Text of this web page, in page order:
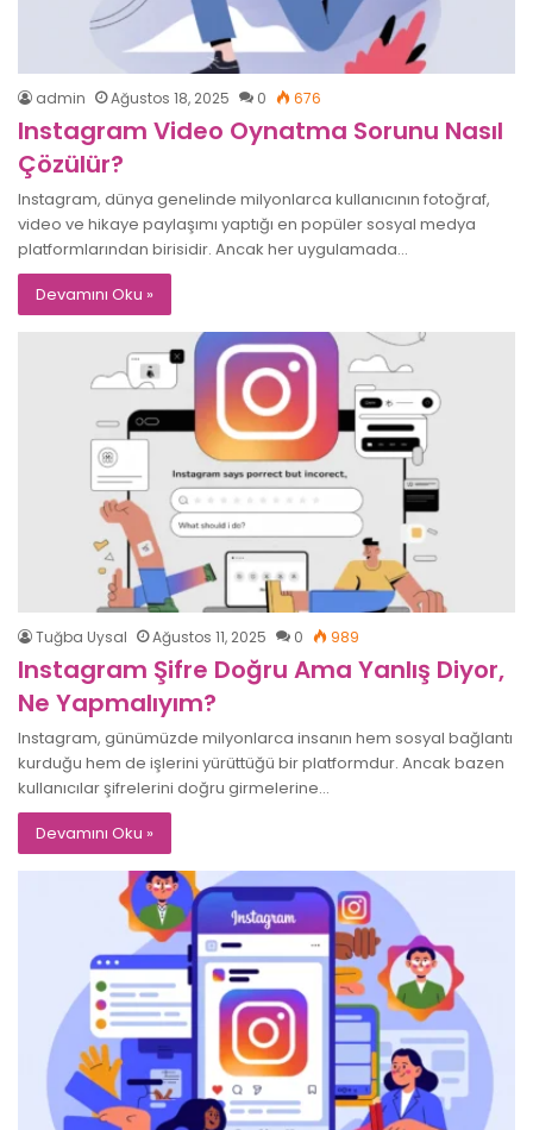
admin Ağustos 18, 2025 0 676
Instagram Video Oynatma Sorunu Nasıl
Çözülür?
Instagram, dünya genelinde milyonlarca kullanıcının fotoğraf,
video ve hikaye paylaşımı yaptığı en popüler sosyal medya
platformlarından birisidir. Ancak her uygulamada…
Devamını Oku »
Tuğba Uysal Ağustos 11, 2025 0 989
Instagram Şifre Doğru Ama Yanlış Diyor,
Ne Yapmalıyım?
Instagram, günümüzde milyonlarca insanın hem sosyal bağlantı
kurduğu hem de işlerini yürüttüğü bir platformdur. Ancak bazen
kullanıcılar şifrelerini doğru girmelerine…
Devamını Oku »